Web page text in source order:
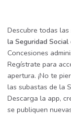
Descubre todas las
la Seguridad Social
Concesiones
Regístrate para
apertura. ¡No te
las subastas de la
Descarga la app,
se publiquen